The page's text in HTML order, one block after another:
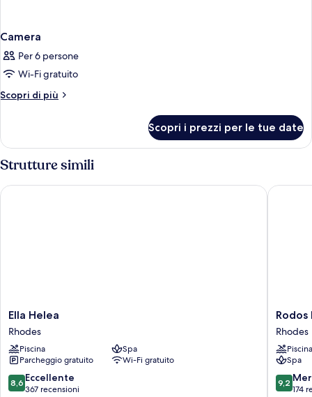
Camera
Per 6 persone
Wi-Fi gratuito
Scopri di più
Altri
Scopri i prezzi per le tue date
Strutture simili
Ella
Helea
Rhodes
Ella Helea
Rhodes
Piscina
Spa
Parcheggio gratuito
Wi-Fi gratuito
8.6
su
8,6 Eccellente
367 recensioni
Ella Helea
Rodos
Princess
Beach
Hotel
-
All
Inclusive
Rodos
Rhodes
Piscina
Spa
9.2
su
9,2
174
Rodos